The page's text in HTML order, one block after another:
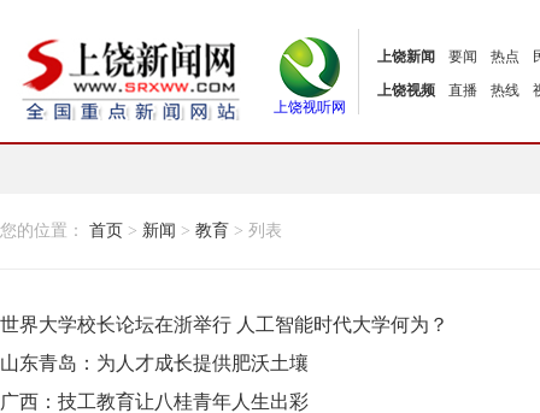
上饶视听网
上饶新闻 要闻 热点
上饶视频
直播 热线
您的位置： 首页 > 新闻 > 教育 > 列表
世界大学校长论坛在浙举行 人工智能时代大学何为？
山东青岛：为人才成长提供肥沃土壤
广西：技工教育让八桂青年人生出彩